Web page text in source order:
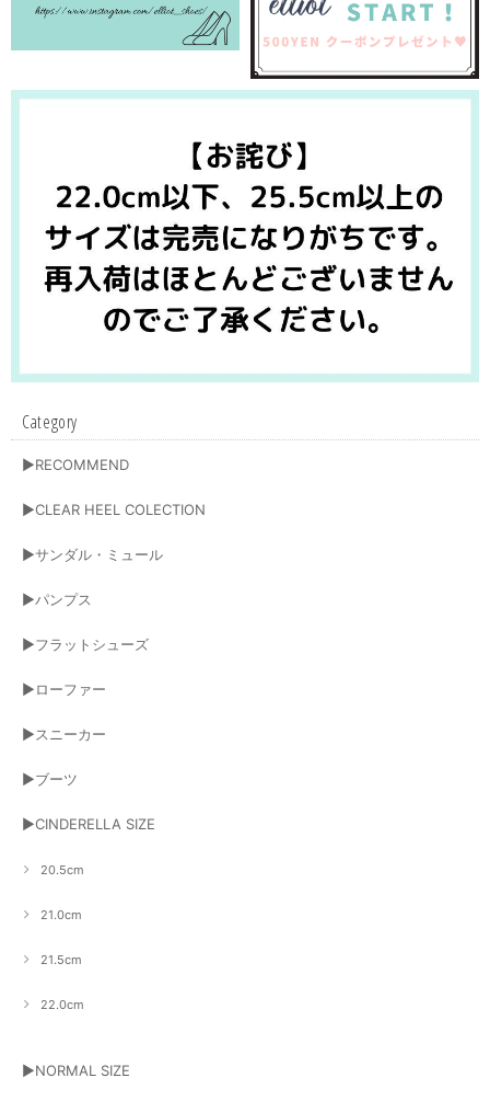
Category
▶RECOMMEND
▶CLEAR HEEL COLECTION
▶サンダル・ミュール
▶パンプス
▶フラットシューズ
▶ローファー
▶スニーカー
▶ブーツ
▶CINDERELLA SIZE
20.5cm
21.0cm
21.5cm
22.0cm
▶NORMAL SIZE